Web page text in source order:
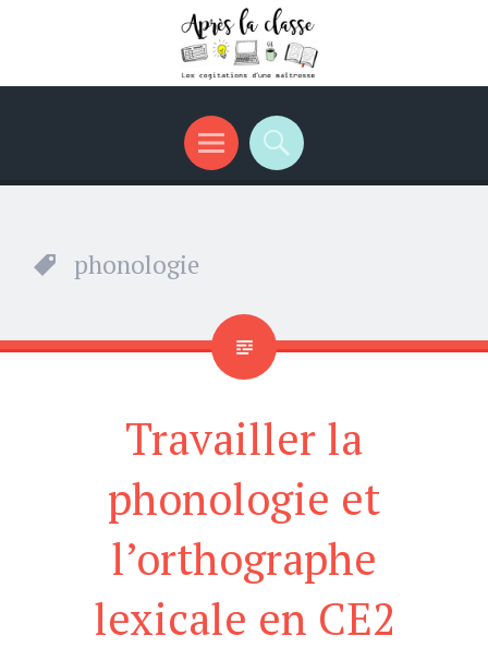
Menu
Recherche
phonologie
Travailler la
phonologie et
l’orthographe
lexicale en CE2